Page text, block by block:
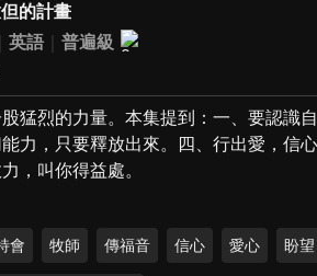
的計畫
英語
普遍級
猛烈的力量。本集提到：一、要認識
力，只要釋放出來。四、行出愛，信
，叫你得益處。
會 牧師 傳福音 信心 愛心 盼望